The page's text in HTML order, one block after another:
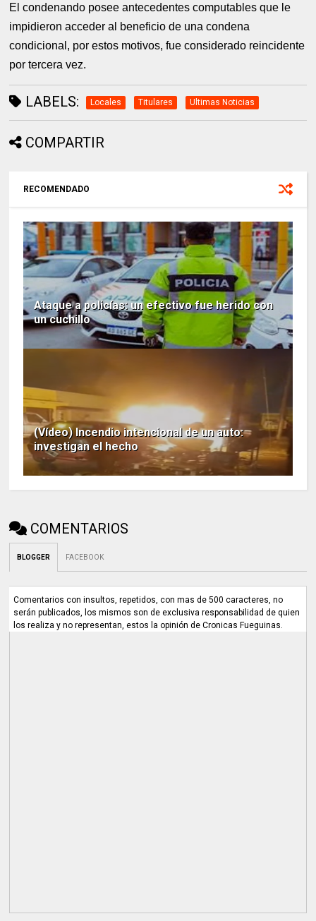
El condenando posee antecedentes computables que le
impidieron acceder al beneficio de una condena
condicional, por estos motivos, fue considerado reincidente
por tercera vez.
LABELS: Locales Titulares Ultimas Noticias
COMPARTIR
RECOMENDADO
Ataque a policías: un efectivo fue herido con
un cuchillo
(Vídeo) Incendio intencional de un auto:
investigan el hecho
COMENTARIOS
BLOGGER FACEBOOK
Comentarios con insultos, repetidos, con mas de 500 caracteres, no
serán publicados, los mismos son de exclusiva responsabilidad de quien
los realiza y no representan, estos la opinión de Cronicas Fueguinas.